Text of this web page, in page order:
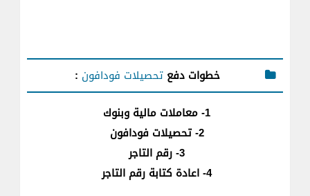
خطوات دفع تحصيلات فودافون :
1- معاملات مالية وبنوك
2- تحصيلات فودافون
3- رقم التاجر
4- اعادة كتابة رقم التاجر